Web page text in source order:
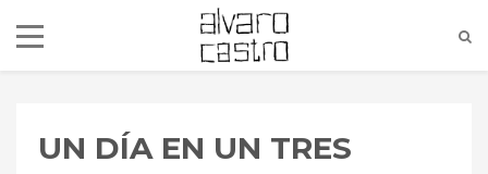
UN DÍA EN UN TRES